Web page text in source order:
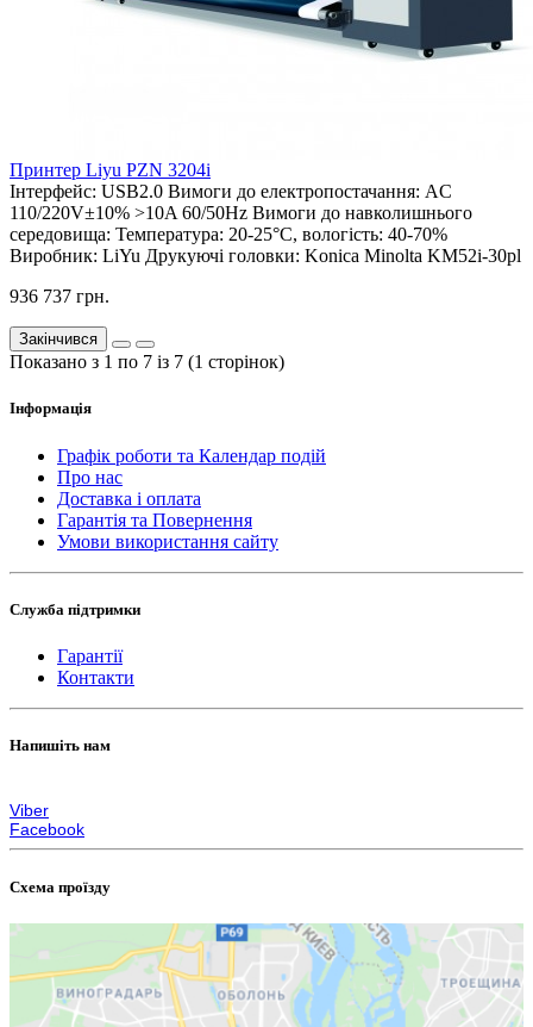
Принтер Liyu PZN 3204i
Інтерфейс: USB2.0 Вимоги до електропостачання: AC
110/220V±10% >10A 60/50Hz Вимоги до навколишнього
середовища: Температура: 20-25°C, вологість: 40-70%
Виробник: LiYu Друкуючі головки: Konica Minolta KM52i-30pl
936 737 грн.
Закінчився
Показано з 1 по 7 із 7 (1 сторінок)
Інформація
Графік роботи та Календар подій
Про нас
Доставка і оплата
Гарантія та Повернення
Умови використання сайту
Служба підтримки
Гарантії
Контакти
Напишіть нам
Viber
Facebook
Схема проїзду